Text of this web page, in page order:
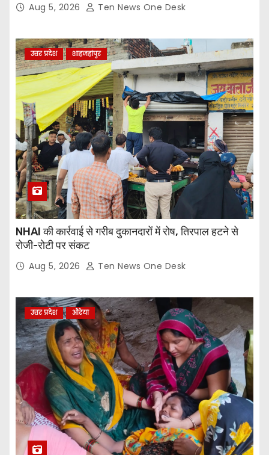
Aug 5, 2026 Ten News One Desk
उत्तर प्रदेश शाहजहांपुर
NHAI की कार्रवाई से गरीब दुकानदारों में रोष, तिरपाल हटने से
रोजी-रोटी पर संकट
Aug 5, 2026 Ten News One Desk
उत्तर प्रदेश औरेया